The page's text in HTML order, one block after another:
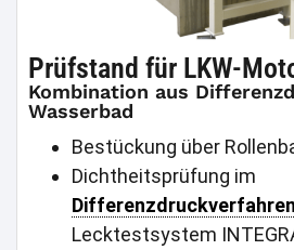
Prüfstand für LKW-
Kombination aus
Wasserbad
Bestückung über
Dichtheitsprüfung im
Differenzdruckverfahren
Lecktestsystem